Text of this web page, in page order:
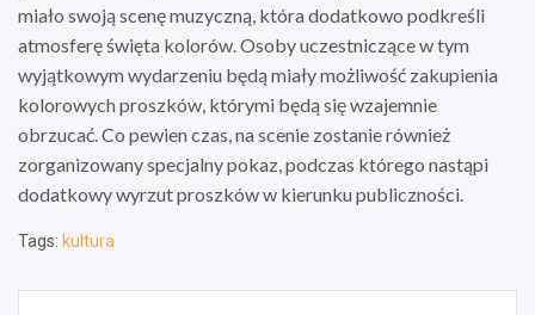
miało swoją scenę muzyczną, która dodatkowo podkreśli
atmosferę święta kolorów. Osoby uczestniczące w tym
wyjątkowym wydarzeniu będą miały możliwość zakupienia
kolorowych proszków, którymi będą się wzajemnie
obrzucać. Co pewien czas, na scenie zostanie również
zorganizowany specjalny pokaz, podczas którego nastąpi
dodatkowy wyrzut proszków w kierunku publiczności.
Tags: kultura